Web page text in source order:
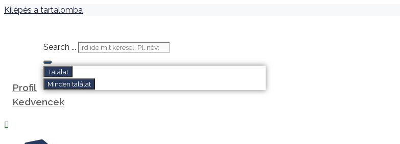
Kilépés a tartalomba
Search ...
Találat
Minden találat
Profil
Kedvencek